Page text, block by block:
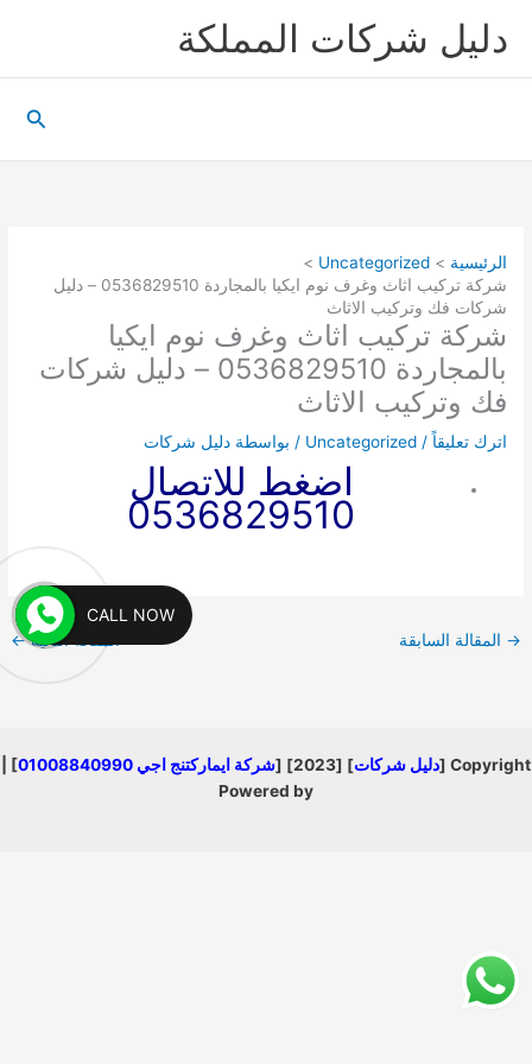
دليل شركات المملكة
الرئيسية
Uncategorized
شركة تركيب اثاث وغرف نوم ايكيا بالمجاردة 0536829510 – دليل
شركات فك وتركيب الاثاث
شركة تركيب اثاث وغرف نوم ايكيا
بالمجاردة 0536829510 – دليل شركات
فك وتركيب الاثاث
اترك تعليقاً /
Uncategorized / بواسطة دليل شركات
اضغط للاتصال
0536829510
→ المقالة السابقة المقالة التالية←
Copyright [ دليل شركات] [2023] [ شركة ايماركتنج اجي 01008840990
] |
Powered by
CALL NOW